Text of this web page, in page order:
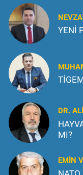
YENİ
DR.
MI?
EMİN